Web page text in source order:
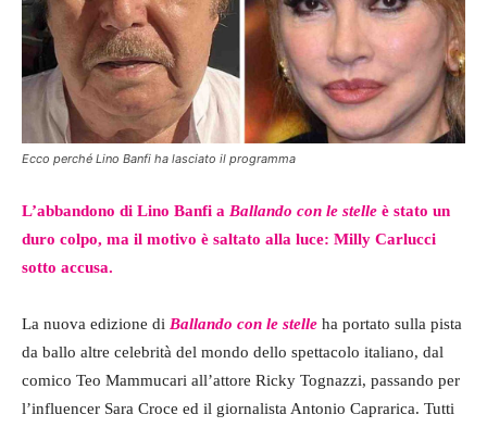
Ecco perché Lino Banfi ha lasciato il programma
L’abbandono di Lino Banfi a Ballando con le stelle è stato un
duro colpo, ma il motivo è saltato alla luce: Milly Carlucci
sotto accusa.
La nuova edizione di Ballando con le stelle ha portato sulla pista
da ballo altre celebrità del mondo dello spettacolo italiano, dal
comico Teo Mammucari all’attore Ricky Tognazzi, passando per
l’influencer Sara Croce ed il giornalista Antonio Caprarica. Tutti